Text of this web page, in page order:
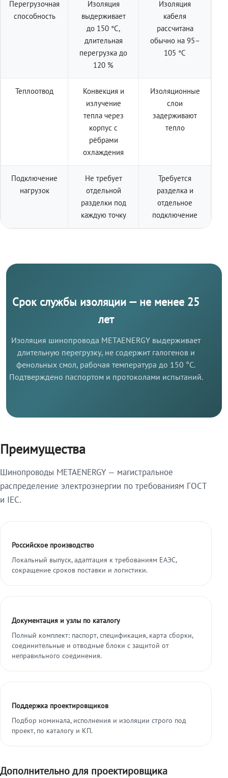
Перегрузочная
способность
Изоляция
выдерживает
до 150 °C,
длительная
перегрузка до
120 %
Изоляция
кабеля
рассчитана
обычно на 95–
105 °C
Теплоотвод
Конвекция и
излучение
тепла через
корпус с
рёбрами
охлаждения
Изоляционные
слои
задерживают
тепло
Подключение
нагрузок
Не требует
отдельной
разделки под
каждую точку
Требуется
разделка и
отдельное
подключение
Срок службы изоляции — не менее 25
лет
Изоляция шинопровода METAENERGY выдерживает
длительную перегрузку, не содержит галогенов и
фенольных смол, рабочая температура до 150 °C.
Подтверждено паспортом и протоколами испытаний.
Преимущества
Шинопроводы METAENERGY — магистральное
распределение электроэнергии по требованиям ГОСТ
и IEC.
Российское производство
Локальный выпуск, адаптация к требованиям ЕАЭС,
сокращение сроков поставки и логистики.
Документация и узлы по каталогу
Полный комплект: паспорт, спецификация, карта сборки,
соединительные и отводные блоки с защитой от
неправильного соединения.
Поддержка проектировщиков
Подбор номинала, исполнения и изоляции строго под
проект, по каталогу и КП.
Дополнительно для проектировщика